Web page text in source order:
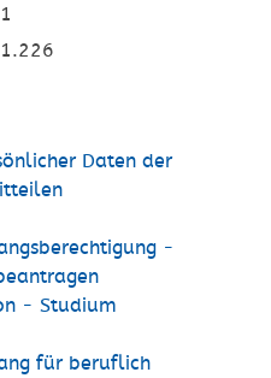
1
1.226
Daten der
-
- Studium
für beruflich